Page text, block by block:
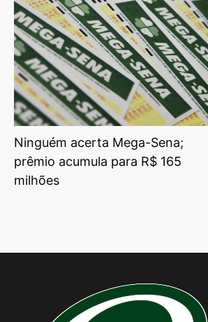
Ninguém acerta Mega-Sena;
prêmio acumula para R$ 165
milhões